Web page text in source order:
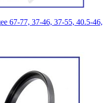
67-77, 37-46, 37-55, 40.5-46,